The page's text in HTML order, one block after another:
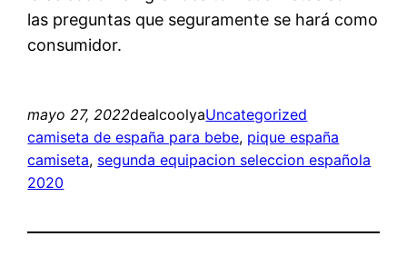
las preguntas que seguramente se hará como
consumidor.
mayo 27, 2022dealcoolyaUncategorized
camiseta de españa para bebe, pique españa
camiseta, segunda equipacion seleccion española
2020